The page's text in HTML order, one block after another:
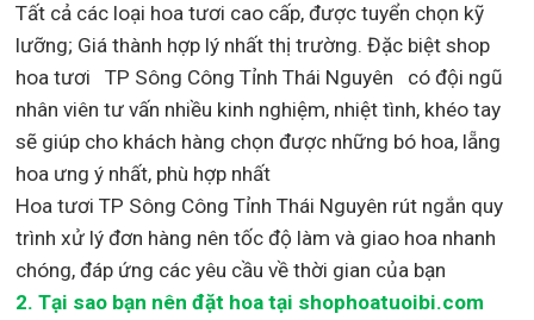
Tất cả các loại hoa tươi cao cấp, được tuyển chọn kỹ
lưỡng; Giá thành hợp lý nhất thị trường. Đặc biệt shop
hoa tươi TP Sông Công Tỉnh Thái Nguyên
có đội ngũ
nhân viên tư vấn nhiều kinh nghiệm, nhiệt tình, khéo tay
sẽ giúp cho khách hàng chọn được những bó hoa, lẵng
hoa ưng ý nhất, phù hợp nhất
Hoa tươi TP Sông Công Tỉnh Thái Nguyên rút ngắn quy
trình xử lý đơn hàng nên tốc độ làm và giao hoa nhanh
chóng, đáp ứng các yêu cầu về thời gian của bạn
2. Tại sao bạn nên đặt hoa tại shophoatuoibi.com